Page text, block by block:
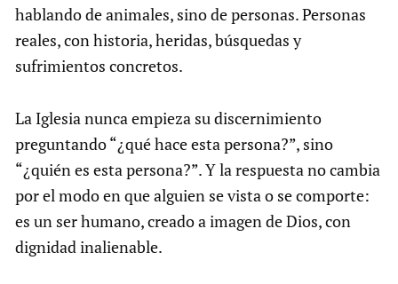
hablando de animales, sino de personas. Personas
reales, con historia, heridas, búsquedas y
sufrimientos concretos.
La Iglesia nunca empieza su discernimiento
preguntando “¿qué hace esta persona?”, sino
“¿quién es esta persona?”. Y la respuesta no cambia
por el modo en que alguien se vista o se comporte:
es un ser humano, creado a imagen de Dios, con
dignidad inalienable.